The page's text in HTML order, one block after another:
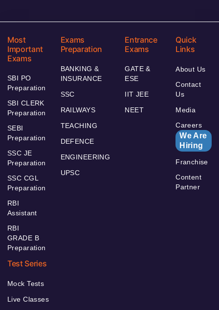
Most
Important
Exams
SBI PO
Preparation
SBI CLERK
Preparation
SEBI
Preparation
SSC JE
Preparation
SSC CGL
Preparation
RBI
Assistant
RBI
GRADE B
Preparation
Exams
Preparation
BANKING &
INSURANCE
SSC
RAILWAYS
TEACHING
DEFENCE
ENGINEERING
UPSC
Entrance
Exams
GATE &
ESE
IIT JEE
NEET
Quick
Links
About Us
Contact
Us
Media
Careers
We Are
Hiring
Franchise
Content
Partner
Test Series
Mock Tests
Live Classes